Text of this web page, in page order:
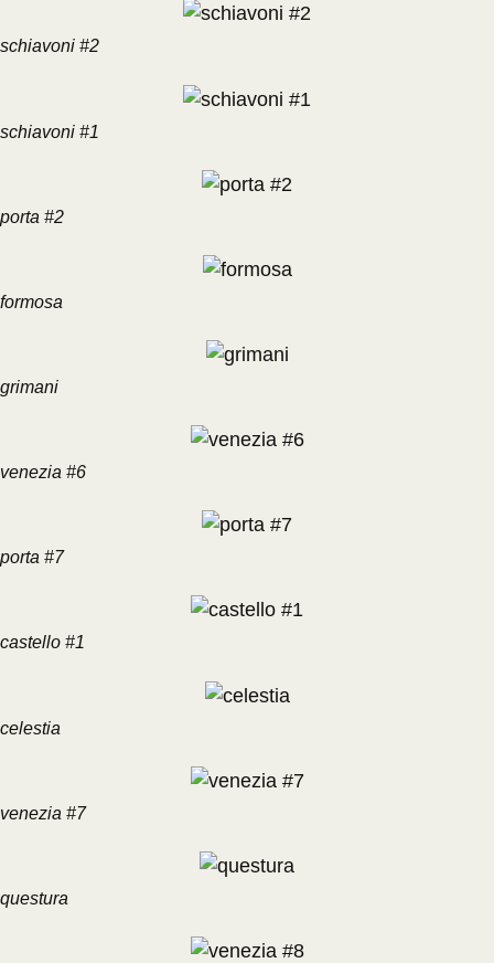
schiavoni #2
schiavoni #1
porta #2
formosa
grimani
venezia #6
porta #7
castello #1
celestia
venezia #7
questura